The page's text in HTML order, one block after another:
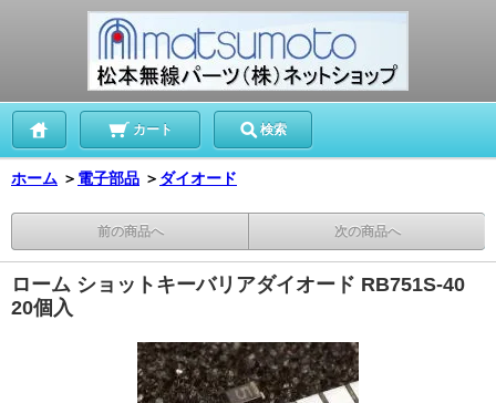
カート 検索
ホーム ＞ 電子部品 ＞ ダイオード
前の商品へ 次の商品へ
ローム ショットキーバリアダイオード RB751S-40
20個入